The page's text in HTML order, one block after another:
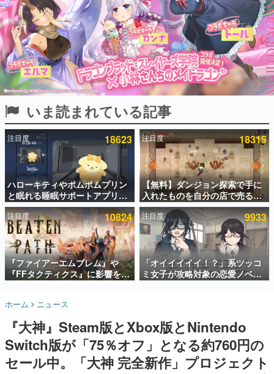
電ファミのいま読まれている記事ランキング
アプリセール情報
インタビュー
連載・特集一覧
殿堂入り記事
SNS拡散数が数千以上！ ページビュー数万以上！ などな
ど。多くの人々に読まれた、電ファミ渾身の“殿堂入り”記
事をまとめました。
ゲームの企画書
名作ゲームクリエイターの方々に製作時のエピソードをお
聞きし、ヒットする企画（ゲーム）とは何か？を探ってい
きます。
赫本
この物語を解いてはいけない。『赫本』は、〈試験問題〉
の形をした短編ホラー小説集です。
新世代に訊く
これからのデジタルゲーム市場を担う若きクリエイター達
の姿を追い、彼らのルーツと情熱を探っていきます。
ゲームに多大な影響を受けた作家さんに取材し、ゲームが
日本のコンテンツ産業やカルチャーに与えた影響を探る企
画です。
日本モバイルゲーム産業史
日本のモバイルゲーム史における主要なトピック・タイト
ルを網羅するほか、開発者へのインタビューや識者による
いま読まれている記事
注目度 18623
ハローキティやポムポムプリン
と眠れる睡眠サポートアプリ
『ゆめたび』が配信中。キャラ
ごとのASMRや目覚ましアラー
ムも搭載
注目度 18315
【無料】ダンジョン探索で手に
入れたものを自分の店で売るゲ
ーム『Moonlighter』がSteam
にて無料配布中！続編
『Moonlighter 2』の9月2日正
式リリースを記念したキャンペ
ーン
注目度 10824
『ファイアーエムブレム』や
『FFタクティクス』に影響を受
けた新作戦略RPG『Beaten
PC（Steam）、PS5、Xbox、
Switch向けにリリース予定
注目度 9933
「オイイイイイ！？」系ツッコ
ミ女子が攻略対象の恋愛ノベル
ゲーム『美術部カノジョ』
や、萌え声不思議ちゃん女子と
青春を謳歌
ホーム ニュース
『大神』Steam版とXbox版とNintendo
Switch版が「75％オフ」となる約760円の
セール中。「大神 完全新作」プロジェクト